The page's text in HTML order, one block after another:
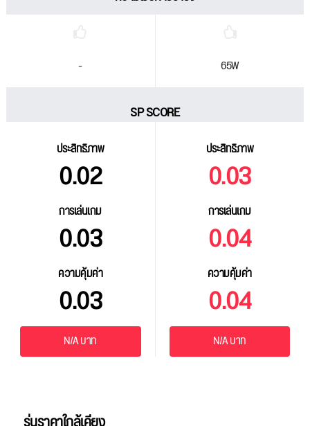
- 65W
SP SCORE
ประสิทธิภาพ
0.02
การเล่นเกม
0.03
ความคุ้มค่า
0.03
ประสิทธิภาพ
0.03
การเล่นเกม
0.04
ความคุ้มค่า
0.04
N/A บาท N/A บาท